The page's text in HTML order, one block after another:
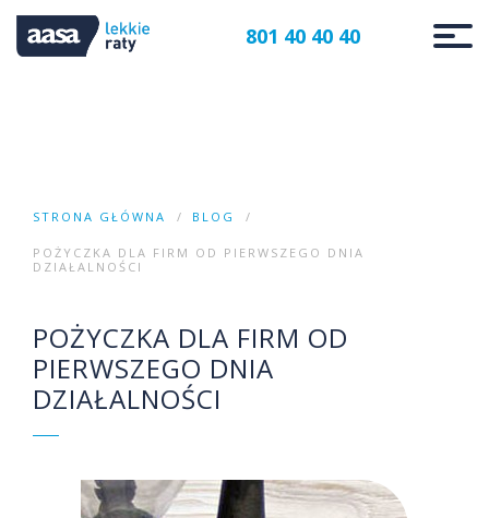
801 40 40 40
STRONA GŁÓWNA BLOG
POŻYCZKA DLA FIRM OD PIERWSZEGO DNIA
DZIAŁALNOŚCI
POŻYCZKA DLA FIRM OD
PIERWSZEGO DNIA
DZIAŁALNOŚCI